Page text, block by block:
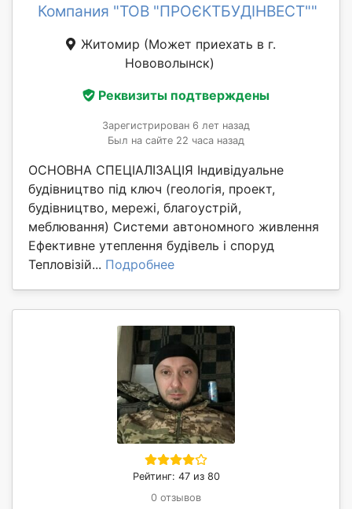
Компания "ТОВ "ПРОЄКТБУДІНВЕСТ""
Житомир (Может приехать в г.
Нововолынск)
Реквизиты подтверждены
Зарегистрирован 6 лет назад
Был на сайте 22 часа назад
ОСНОВНА СПЕЦІАЛІЗАЦІЯ Індивідуальне
будівництво під ключ (геологія, проект,
будівництво, мережі, благоустрій,
меблювання) Системи автономного живлення
Ефективне утеплення будівель і споруд
Тепловізій... Подробнее
Рейтинг: 47 из 80
0 отзывов